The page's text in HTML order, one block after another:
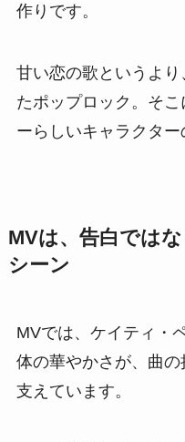
作りです。
甘い恋の歌というよ
たポップロック。そ
ーらしいキャラクター
MVは、告白では
シーン
MVでは、ケイティ・
体の華やかさが、曲
支えています。